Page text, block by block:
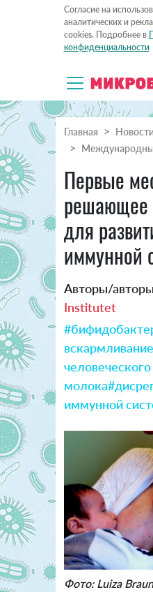
Согласие на
аналитических и
cookies. Подробнее в
конфиденциальности
Главная
Первые
решающее
для
иммунной
Авторы/
Institutet
вскармливание
человеческого
молока
иммунной
Фото: Luiza